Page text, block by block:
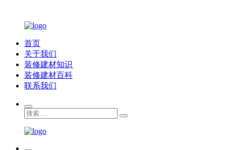
首页
关于我们
装修建材知识
装修建材百科
联系我们